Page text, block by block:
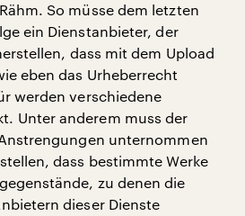
So müsse dem letzten
ein Dienstanbieter, der
dass mit dem Upload
eben das Urheberrecht
werden verschiedene
Unter anderem muss der
unternommen
dass bestimmte Werke
zu denen die
dieser Dienste